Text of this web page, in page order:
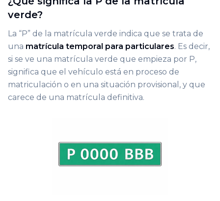
verde?
La “P” de la matrícula verde indica que se trata de
una matrícula temporal para particulares. Es decir,
si se ve una matrícula verde que empieza por P,
significa que el vehículo está en proceso de
matriculación o en una situación provisional, y que
carece de una matrícula definitiva.